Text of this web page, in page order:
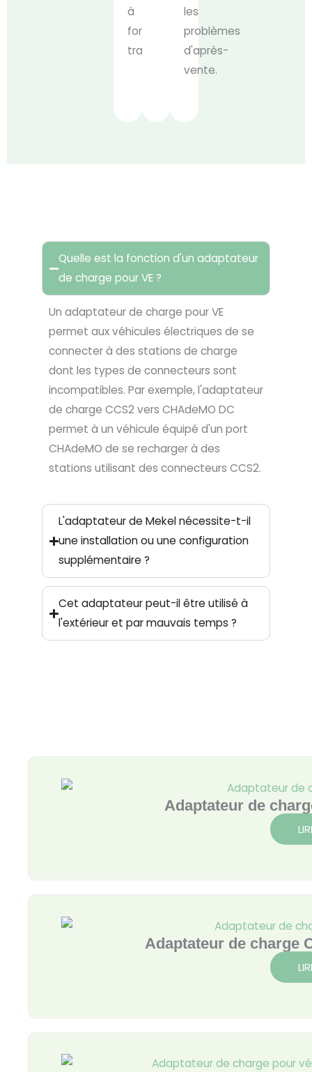
à
fort
trafic.
les
problèmes
d'après-
vente.
Quelle est la fonction d'un adaptateur
de charge pour VE ?
Un adaptateur de charge pour VE
permet aux véhicules électriques de se
connecter à des stations de charge
dont les types de connecteurs sont
incompatibles. Par exemple, l'adaptateur
de charge CCS2 vers CHAdeMO DC
permet à un véhicule équipé d'un port
CHAdeMO de se recharger à des
stations utilisant des connecteurs CCS2.
L'adaptateur de Mekel nécessite-t-il
une installation ou une configuration
supplémentaire ?
Cet adaptateur peut-il être utilisé à
l'extérieur et par mauvais temps ?
Adaptateur de
Adaptateur de charge